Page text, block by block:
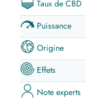
Taux de CBD
Puissance
Origine
Effets
Note experts